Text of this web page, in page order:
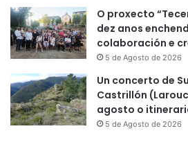
O proxecto
dez anos
colaboración e
5 de Agosto de 2026
Un concerto de
Castrillón
agosto o
5 de Agosto de 2026